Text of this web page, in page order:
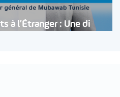
à l’Étranger : Une di